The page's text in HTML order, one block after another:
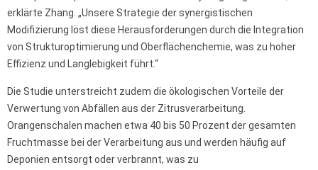
erklärte Zhang. „Unsere Strategie der synergistischen
Modifizierung löst diese Herausforderungen durch die Integration
von Strukturoptimierung und Oberflächenchemie, was zu hoher
Effizienz und Langlebigkeit führt.“
Die Studie unterstreicht zudem die ökologischen Vorteile der
Verwertung von Abfällen aus der Zitrusverarbeitung.
Orangenschalen machen etwa 40 bis 50 Prozent der gesamten
Fruchtmasse bei der Verarbeitung aus und werden häufig auf
Deponien entsorgt oder verbrannt, was zu